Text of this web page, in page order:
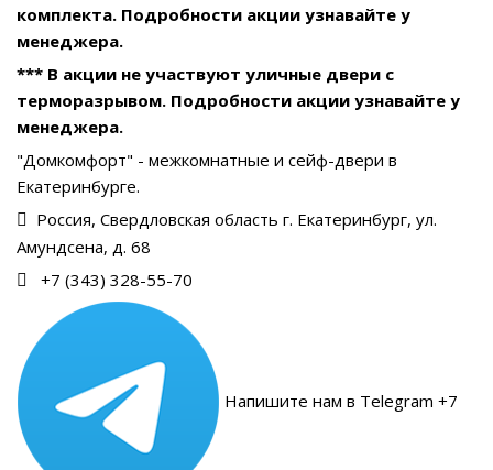
комплекта. Подробности акции узнавайте у
менеджера.
*** В акции не участвуют уличные двери с
терморазрывом. Подробности акции узнавайте у
менеджера.
"Домкомфорт" - межкомнатные и сейф-двери в
Екатеринбурге.
Россия, Свердловская область г. Екатеринбург, ул.
Амундсена, д. 68
+7 (343) 328-55-70
Напишите нам в Telegram +7